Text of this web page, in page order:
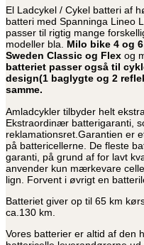
-
Jilong
-
418WH
antal
El Ladcykel / Cykel batteri af
batteri med Spanninga Lineo
passer til rigtig mange
modeller bla. Milo bike 4 og
Sweden Classic og Flex og
batteriet passer også til
design(1 baglygte og 2
samme.
Amladcykler tilbyder helt
Ekstraordinær batterigaranti,
reklamationsret.Garantien er
på battericellerne. De fleste
garanti, på grund af for lavt
anvender kun mærkevare
lign. Forvent i øvrigt en
Batteriet giver op til 65 km
ca.130 km.
Vores batterier er altid af den